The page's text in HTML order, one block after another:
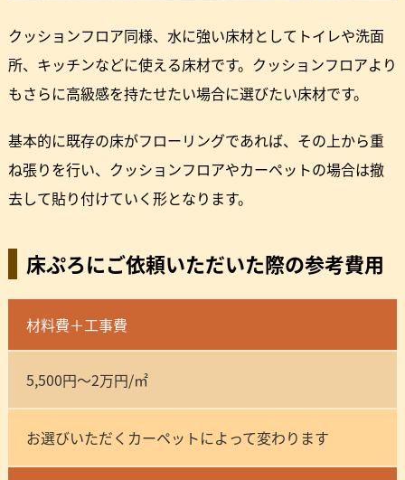
クッションフロア同様、水に強い床材としてトイレや洗面
所、キッチンなどに使える床材です。クッションフロアより
もさらに高級感を持たせたい場合に選びたい床材です。
基本的に既存の床がフローリングであれば、その上から重
ね張りを行い、クッションフロアやカーペットの場合は撤
去して貼り付けていく形となります。
床ぷろにご依頼いただいた際の参考費用
材料費＋工事費
5,500円～2万円/㎡
お選びいただくカーペットによって変わります